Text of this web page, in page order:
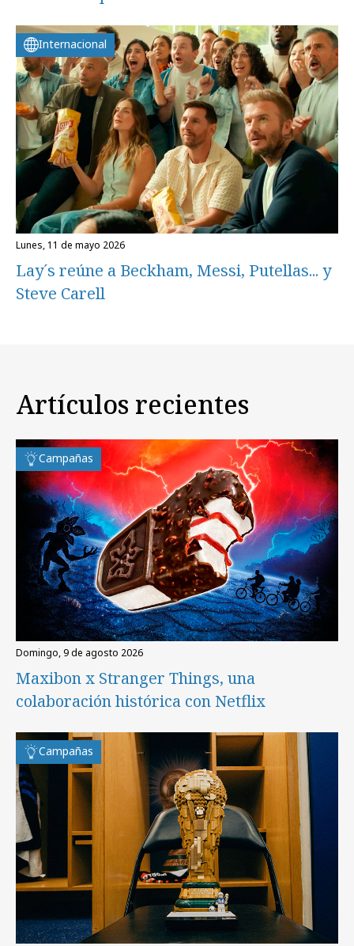
Internacional
lunes, 11 de mayo 2026
Lay´s reúne a Beckham, Messi, Putellas... y
Steve Carell
Artículos recientes
Campañas
domingo, 9 de agosto 2026
Maxibon x Stranger Things, una
colaboración histórica con Netflix
Campañas